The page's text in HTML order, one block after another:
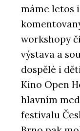
máme letos
workshopy
výstava a
dospělé i
Kino Open
hlavním
festivalu